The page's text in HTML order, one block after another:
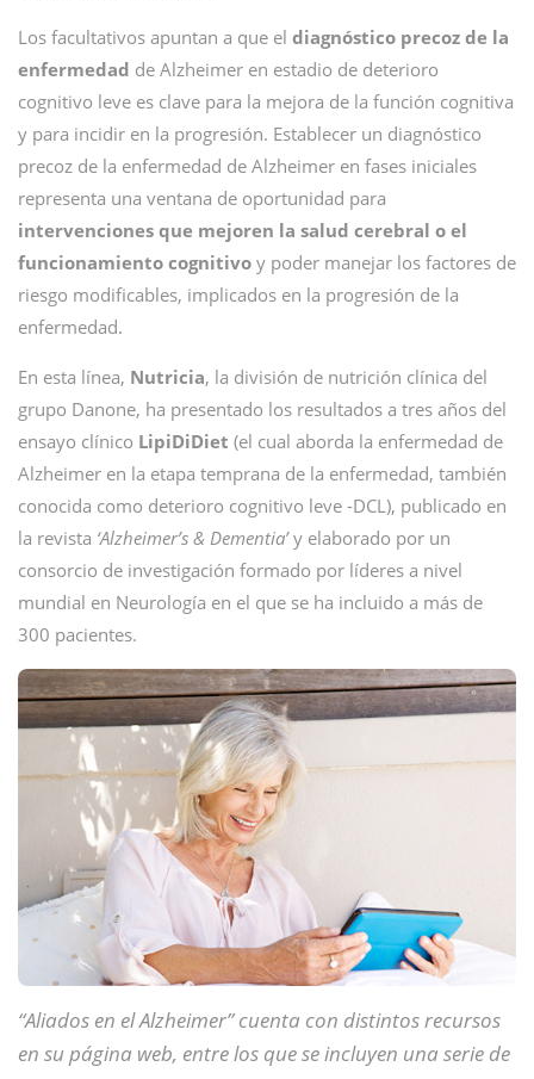
Los facultativos apuntan a que el diagnóstico precoz de la
enfermedad de Alzheimer en estadio de deterioro
cognitivo leve es clave para la mejora de la función cognitiva
y para incidir en la progresión. Establecer un diagnóstico
precoz de la enfermedad de Alzheimer en fases iniciales
representa una ventana de oportunidad para
intervenciones que mejoren la salud cerebral o el
funcionamiento cognitivo y poder manejar los factores de
riesgo modificables, implicados en la progresión de la
enfermedad.
En esta línea, Nutricia, la división de nutrición clínica del
grupo Danone, ha presentado los resultados a tres años del
ensayo clínico LipiDiDiet (el cual aborda la enfermedad de
Alzheimer en la etapa temprana de la enfermedad, también
conocida como deterioro cognitivo leve -DCL), publicado en
la revista ‘Alzheimer’s & Dementia’y elaborado por un
consorcio de investigación formado por líderes a nivel
mundial en Neurología en el que se ha incluido a más de
300 pacientes.
“Aliados en el Alzheimer” cuenta con distintos recursos
en su página web, entre los que se incluyen una serie de